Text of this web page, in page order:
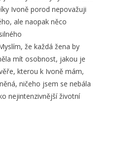
Ivoně porod nepovažuji
ale naopak něco
že každá žena by
mít osobnost, jakou je
kterou k Ivoně mám,
ničeho jsem se nebála
nejintenzivnější životní